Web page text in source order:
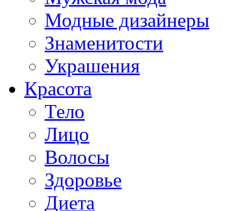
Модные дизайнеры
Знаменитости
Украшения
Красота
Тело
Лицо
Волосы
Здоровье
Диета